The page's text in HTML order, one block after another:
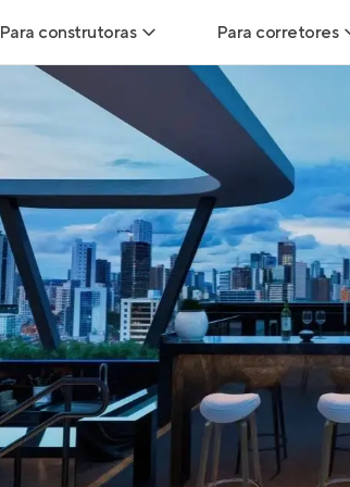
Para construtoras
Geração de Leads
Geração de Visitas
Geração de Vendas
Maiores Construtoras
Parcerias Imobiliárias
Anunciar Imóveis
Para corretores
Leads para
Corretor+
Parcerias
Hub de
Perfil
Anunciar